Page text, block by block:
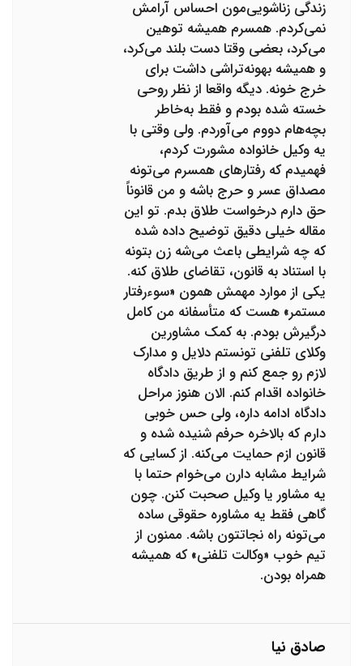
زندگی زناشویی‌مون احساس آرامش
نمی‌کردم. همسرم همیشه توهین
می‌کرد، بعضی وقتا دست بلند می‌کرد،
و همیشه بهونه‌تراشی داشت برای
خرج خونه. دیگه واقعا از نظر روحی
خسته شده بودم و فقط به‌خاطر
بچه‌هام دووم می‌آوردم. ولی وقتی با
یه وکیل خانواده مشورت کردم،
فهمیدم که رفتارهای همسرم می‌تونه
مصداق عسر و حرج باشه و من قانوناً
حق دارم درخواست طلاق بدم. تو این
مقاله خیلی دقیق توضیح داده شده
که چه شرایطی باعث می‌شه زن بتونه
با استناد به قانون، تقاضای طلاق کنه.
یکی از موارد مهمش همون «سوءرفتار
مستمر» هست که متأسفانه من کامل
درگیرش بودم. به کمک مشاورین
وکلای تلفنی تونستم دلایل و مدارک
لازم رو جمع کنم و از طریق دادگاه
خانواده اقدام کنم. الان هنوز مراحل
دادگاه ادامه داره، ولی حس خوبی
دارم که بالاخره حرفم شنیده شده و
قانون ازم حمایت می‌کنه. از کسایی که
شرایط مشابه دارن می‌خوام حتما با
یه مشاور یا وکیل صحبت کنن. چون
گاهی فقط یه مشاوره حقوقی ساده
می‌تونه راه نجاتتون باشه. ممنون از
تیم خوب «وکالت تلفنی» که همیشه
همراه بودن.
صادق نیا